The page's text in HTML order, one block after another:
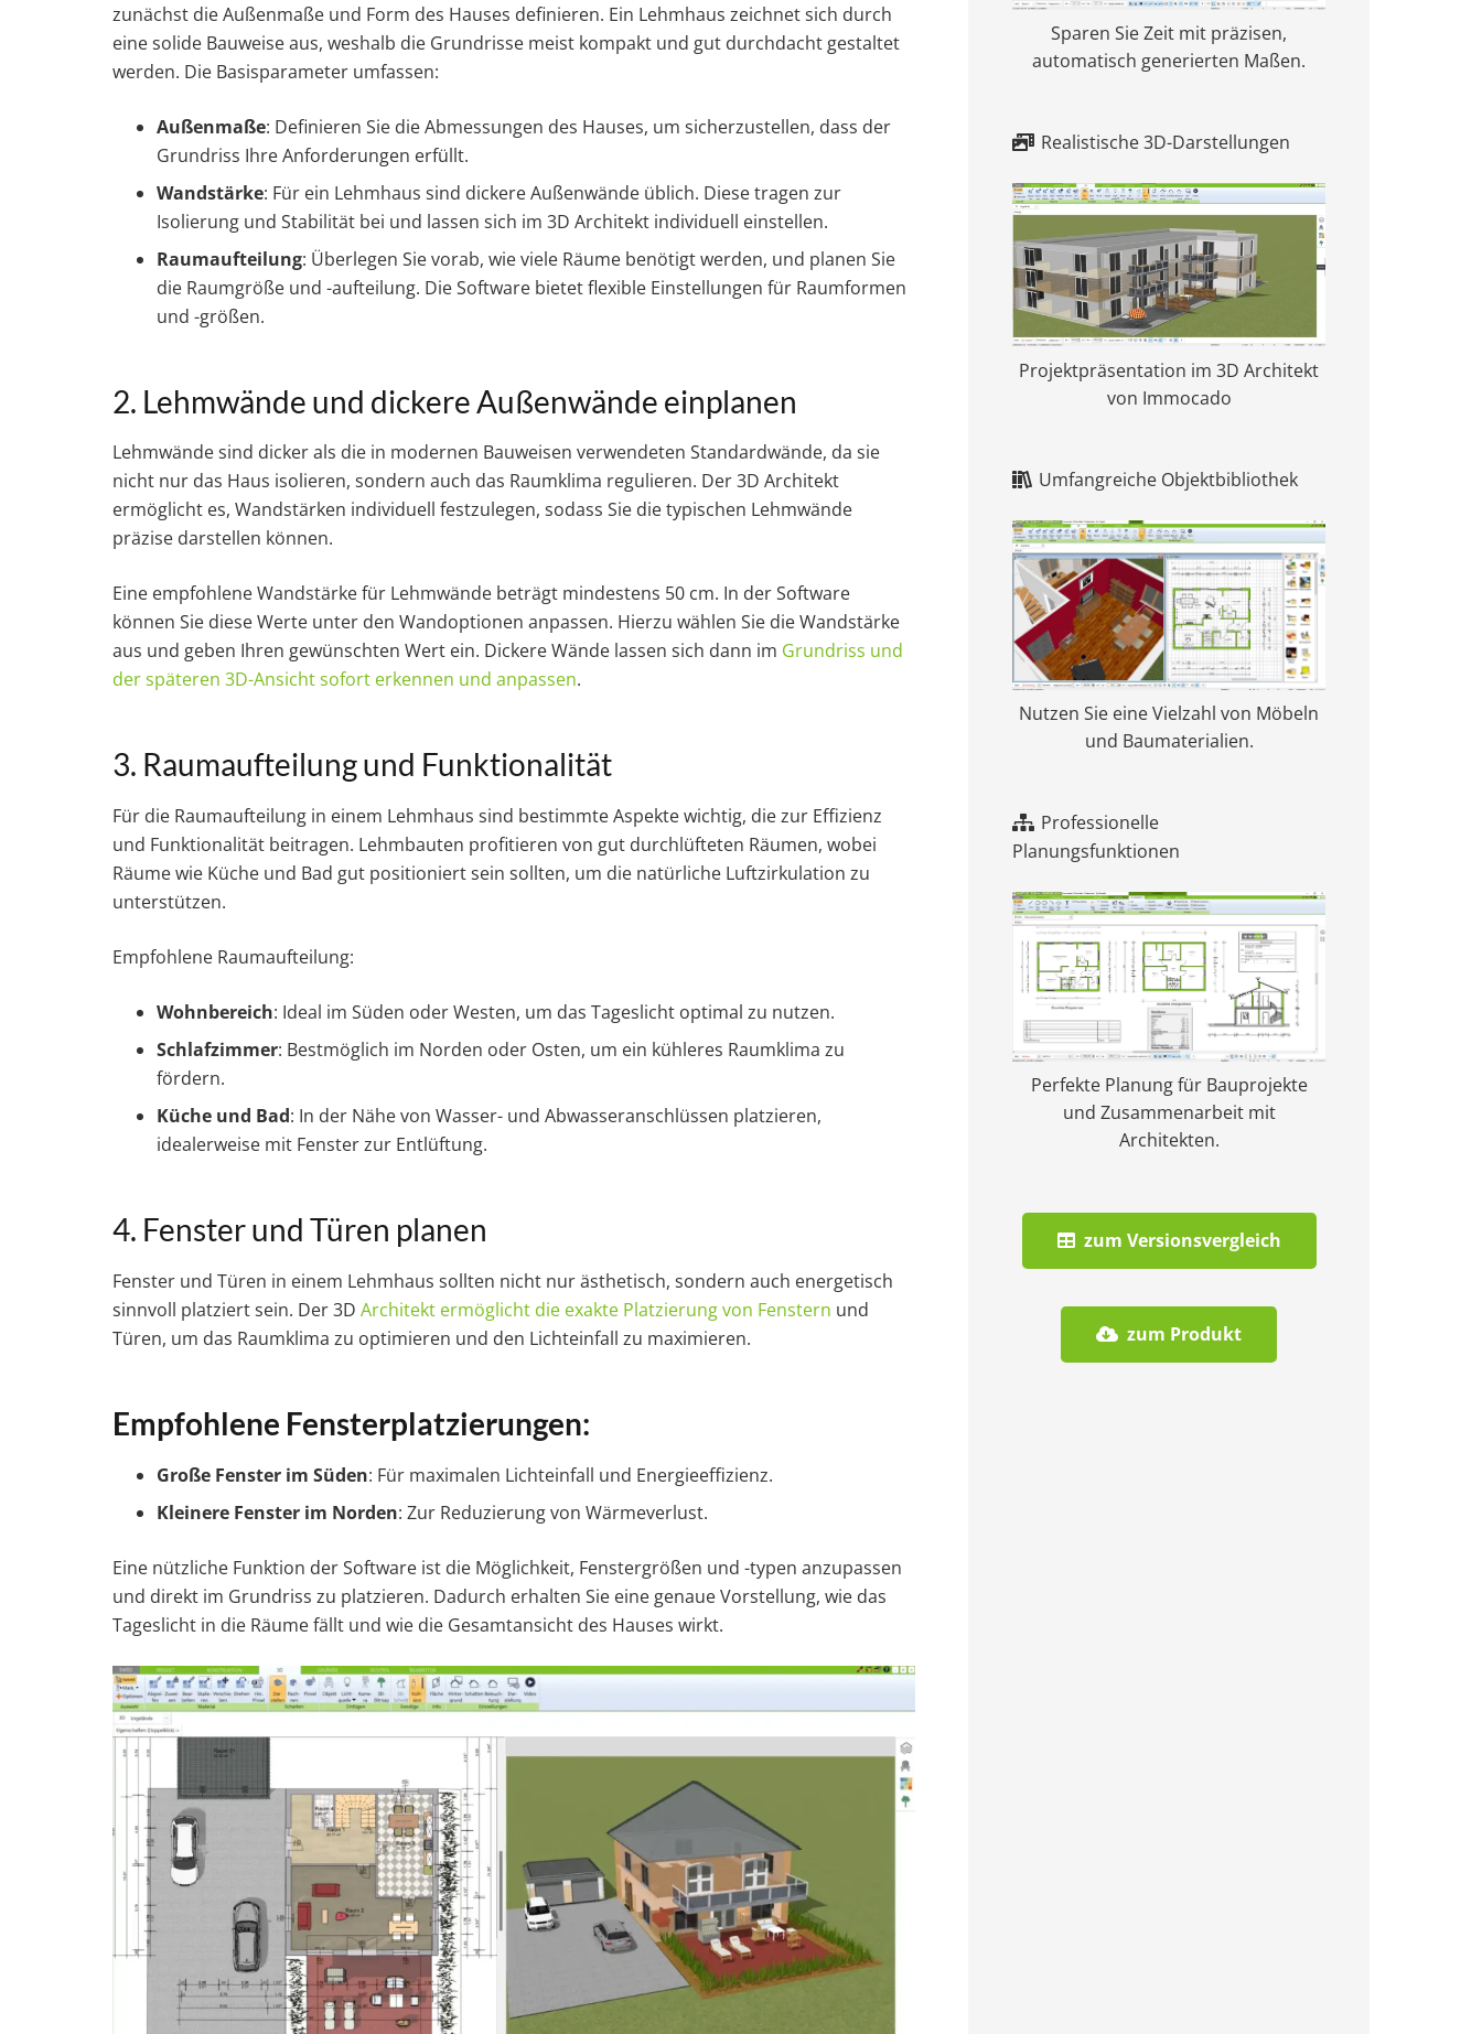
zunächst die Außenmaße und Form des Hauses definieren. Ein Lehmhaus zeichnet sich durch
eine solide Bauweise aus, weshalb die Grundrisse meist kompakt und gut durchdacht gestaltet
werden. Die Basisparameter umfassen:
Außenmaße: Definieren Sie die Abmessungen des Hauses, um sicherzustellen, dass der
Grundriss Ihre Anforderungen erfüllt.
Wandstärke: Für ein Lehmhaus sind dickere Außenwände üblich. Diese tragen zur
Isolierung und Stabilität bei und lassen sich im 3D Architekt individuell einstellen.
Raumaufteilung: Überlegen Sie vorab, wie viele Räume benötigt werden, und planen Sie
die Raumgröße und -aufteilung. Die Software bietet flexible Einstellungen für Raumformen
und -größen.
2. Lehmwände und dickere Außenwände einplanen
Lehmwände sind dicker als die in modernen Bauweisen verwendeten Standardwände, da sie
nicht nur das Haus isolieren, sondern auch das Raumklima regulieren. Der 3D Architekt
ermöglicht es, Wandstärken individuell festzulegen, sodass Sie die typischen Lehmwände
präzise darstellen können.
Eine empfohlene Wandstärke für Lehmwände beträgt mindestens 50 cm. In der Software
können Sie diese Werte unter den Wandoptionen anpassen. Hierzu wählen Sie die Wandstärke
aus und geben Ihren gewünschten Wert ein. Dickere Wände lassen sich dann im Grundriss und
der späteren 3D-Ansicht sofort erkennen und anpassen.
3. Raumaufteilung und Funktionalität
Für die Raumaufteilung in einem Lehmhaus sind bestimmte Aspekte wichtig, die zur Effizienz
und Funktionalität beitragen. Lehmbauten profitieren von gut durchlüfteten Räumen, wobei
Räume wie Küche und Bad gut positioniert sein sollten, um die natürliche Luftzirkulation zu
unterstützen.
Empfohlene Raumaufteilung:
Wohnbereich: Ideal im Süden oder Westen, um das Tageslicht optimal zu nutzen.
Schlafzimmer: Bestmöglich im Norden oder Osten, um ein kühleres Raumklima zu
fördern.
Küche und Bad: In der Nähe von Wasser- und Abwasseranschlüssen platzieren,
idealerweise mit Fenster zur Entlüftung.
4. Fenster und Türen planen
Fenster und Türen in einem Lehmhaus sollten nicht nur ästhetisch, sondern auch energetisch
sinnvoll platziert sein. Der 3D Architekt ermöglicht die exakte Platzierung von Fenstern und
Türen, um das Raumklima zu optimieren und den Lichteinfall zu maximieren.
Empfohlene Fensterplatzierungen:
Große Fenster im Süden: Für maximalen Lichteinfall und Energieeffizienz.
Kleinere Fenster im Norden: Zur Reduzierung von Wärmeverlust.
Eine nützliche Funktion der Software ist die Möglichkeit, Fenstergrößen und -typen anzupassen
und direkt im Grundriss zu platzieren. Dadurch erhalten Sie eine genaue Vorstellung, wie das
Tageslicht in die Räume fällt und wie die Gesamtansicht des Hauses wirkt.
Sparen Sie Zeit mit präzisen,
automatisch generierten Maßen.
Realistische 3D-Darstellungen
Projektpräsentation im 3D Architekt
von Immocado
Umfangreiche Objektbibliothek
Nutzen Sie eine Vielzahl von Möbeln
und Baumaterialien.
Professionelle
Planungsfunktionen
Perfekte Planung für Bauprojekte
und Zusammenarbeit mit
Architekten.
zum Versionsvergleich
zum Produkt